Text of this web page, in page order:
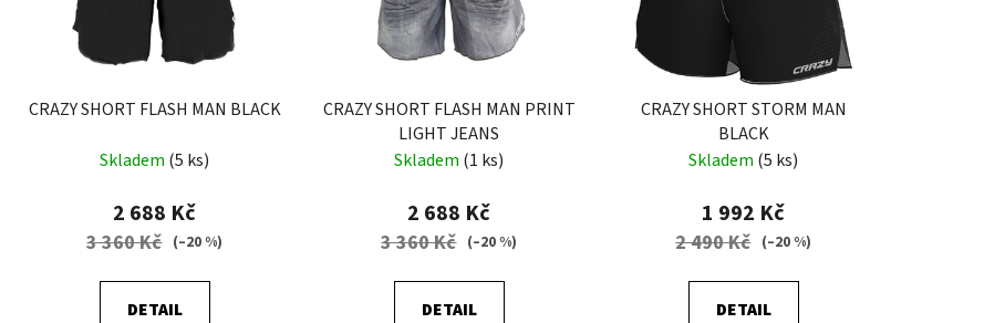
CRAZY SHORT FLASH MAN BLACK
Skladem (5 ks)
2 688 Kč
3 360 Kč (–20 %)
DETAIL
CRAZY SHORT FLASH MAN PRINT
LIGHT JEANS
Skladem (1 ks)
2 688 Kč
3 360 Kč (–20 %)
DETAIL
CRAZY SHORT STORM MAN
BLACK
Skladem (5 ks)
1 992 Kč
2 490 Kč (–20 %)
DETAIL